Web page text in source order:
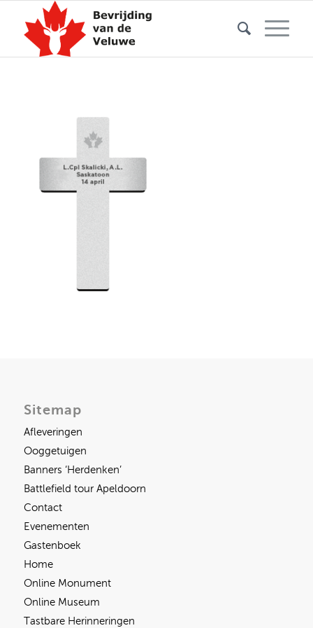
Sitemap
Afleveringen
Ooggetuigen
Banners ‘Herdenken’
Battlefield tour Apeldoorn
Contact
Evenementen
Gastenboek
Home
Online Monument
Online Museum
Tastbare Herinneringen